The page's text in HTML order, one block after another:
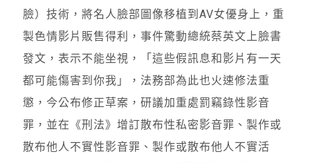
臉）技術，將名人臉部圖像移植到AV女優身上，重
製色情影片販售得利，事件驚動總統蔡英文上臉書
發文，表示不能坐視，「這些假訊息和影片有一天
都可能傷害到你我」，法務部為此也火速修法重
懲，今公布修正草案，研議加重處罰竊錄性影音
罪，並在《刑法》增訂散布性私密影音罪、製作或
散布他人不實性影音罪、製作或散布他人不實活